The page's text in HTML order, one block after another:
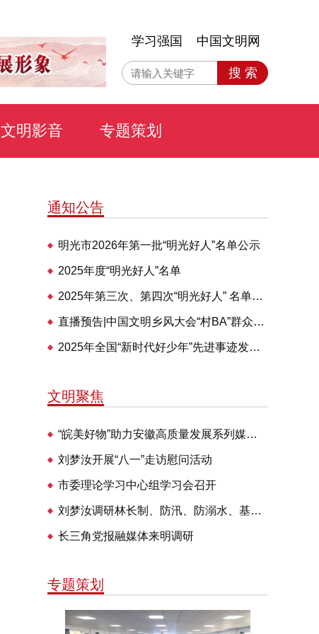
学习强国 中国文明网
搜 索
文明影音 专题策划
通知公告
明光市2026年第一批“明光好人”名单公示
2025年度“明光好人”名单
2025年第三次、第四次“明光好人” 名单公布
直播预告|中国文明乡风大会“村BA”群众体育交流活动28日举办
2025年全国“新时代好少年”先进事迹发布仪式即将播出
文明聚焦
“皖美好物”助力安徽高质量发展系列媒体见面会走进明光
刘梦汝开展“八一”走访慰问活动
市委理论学习中心组学习会召开
刘梦汝调研林长制、防汛、防溺水、基层治理等工作
长三角党报融媒体来明调研
专题策划